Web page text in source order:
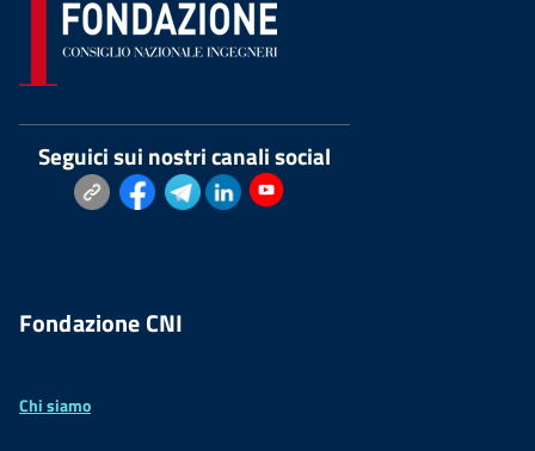
Seguici sui nostri canali social
Fondazione CNI
Chi siamo